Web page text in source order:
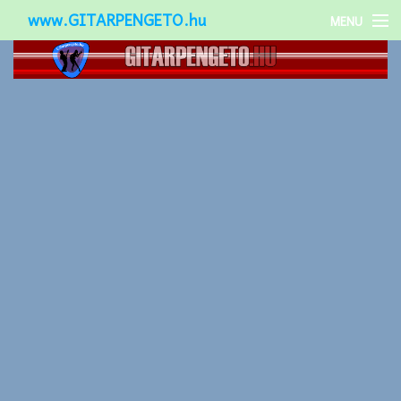
www.GITARPENGETO.hu MENU
Népszerű-